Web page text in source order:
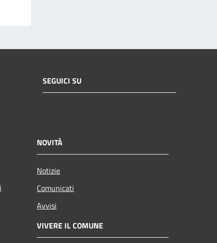
SEGUICI SU
NOVITÀ
Notizie
Comunicati
Avvisi
VIVERE IL COMUNE